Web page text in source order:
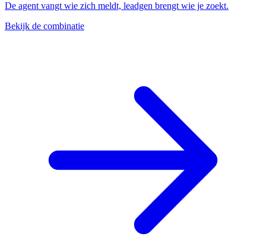
De agent vangt wie zich meldt, leadgen brengt wie je zoekt.
Bekijk de combinatie